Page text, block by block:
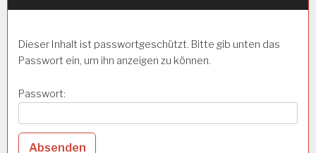
Dieser Inhalt ist passwortgeschützt. Bitte gib unten das
Passwort ein, um ihn anzeigen zu können.
Passwort: